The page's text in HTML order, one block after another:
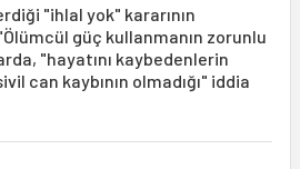
"ihlal yok" kararının
güç kullanmanın zorunlu
"hayatını kaybedenlerin
can kaybının olmadığı" iddia